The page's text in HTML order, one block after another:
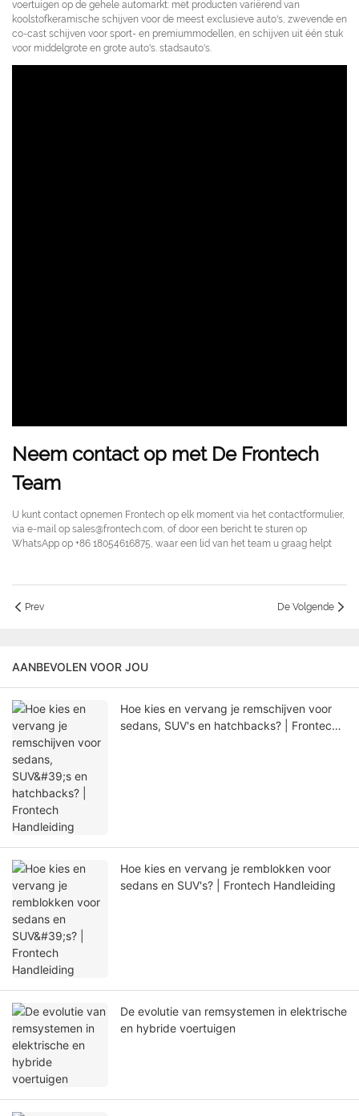
voertuigen op de gehele automarkt: met producten variërend van
koolstofkeramische schijven voor de meest exclusieve auto's, zwevende en
co-cast schijven voor sport- en premiummodellen, en schijven uit één stuk
voor middelgrote en grote auto's. stadsauto's.
Neem contact op met De Frontech
Team
U kunt contact opnemen Frontech op elk moment via het contactformulier,
via e-mail op sales@frontech.com, of door een bericht te sturen op
WhatsApp op +86 18054616875, waar een lid van het team u graag helpt
Prev De Volgende
AANBEVOLEN VOOR JOU
Hoe kies en vervang je remschijven voor
sedans, SUV's en hatchbacks? | Frontech
Hoe kies en vervang je remblokken voor
sedans en SUV's? | Frontech Handleiding
De evolutie van remsystemen in elektrische
en hybride voertuigen